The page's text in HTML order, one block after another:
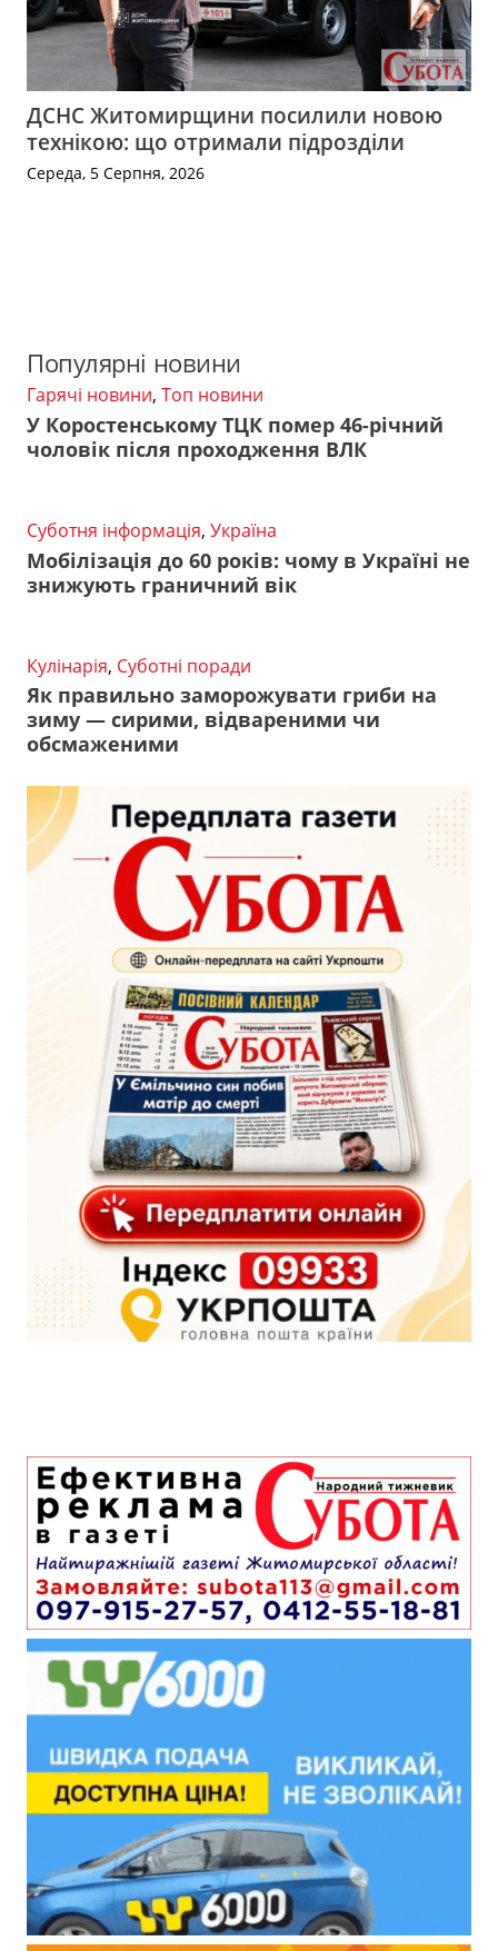
ДСНС Житомирщини посилили новою
технікою: що отримали підрозділи
Середа, 5 Серпня, 2026
Популярні новини
Гарячі новини, Топ новини
У Коростенському ТЦК помер 46-річний
чоловік після проходження ВЛК
Суботня інформація, Україна
Мобілізація до 60 років: чому в Україні не
знижують граничний вік
Кулінарія, Суботні поради
Як правильно заморожувати гриби на
зиму — сирими, відвареними чи
обсмаженими